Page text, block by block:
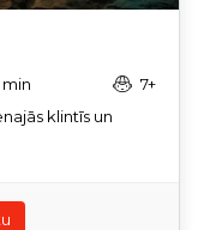
7+
klintīs un